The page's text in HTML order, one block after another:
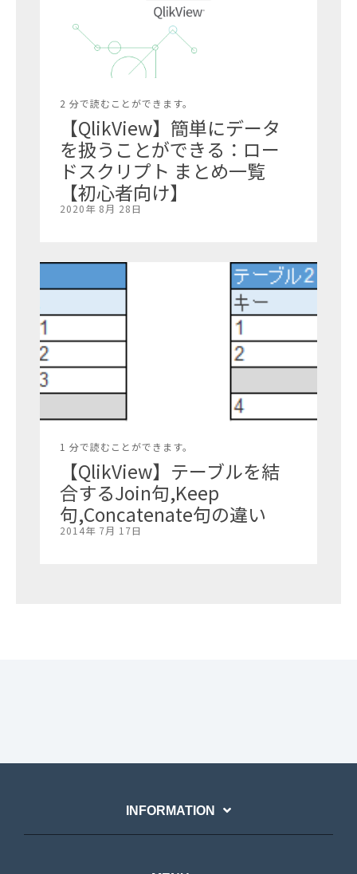
2 分で読むことができます。
【QlikView】簡単にデータ
を扱うことができる：ロー
ドスクリプト まとめ一覧
【初心者向け】
2020年 8月 28日
1 分で読むことができます。
【QlikView】テーブルを結
合するJoin句,Keep
句,Concatenate句の違い
2014年 7月 17日
INFORMATION